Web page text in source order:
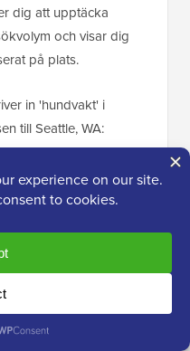
dig att upptäcka
och visar dig
på plats.
in 'hundvakt' i
till Seattle, WA:
information om hur lätt